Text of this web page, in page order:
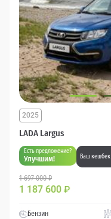
LADA Largus
2025
Есть предложение?
Улучшим! Ваш кешбек
1 697 000 ₽
1 187 600 ₽
Бензин